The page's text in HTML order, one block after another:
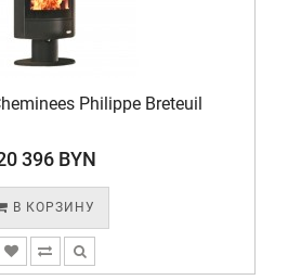
Philippe Breteuil
396 BYN
В КОРЗИНУ